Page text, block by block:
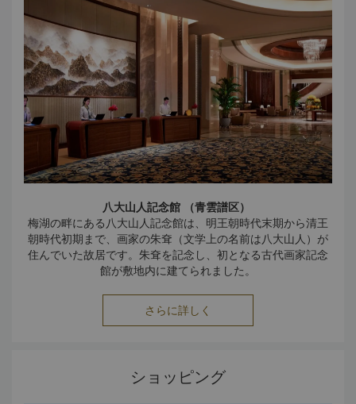
八大山人記念館 （青雲譜区）
梅湖の畔にある八大山人記念館は、明王朝時代末期から清王
朝時代初期まで、画家の朱耷（文学上の名前は八大山人）が
住んでいた故居です。朱耷を記念し、初となる古代画家記念
館が敷地内に建てられました。
八一南昌起義記念館は、八一南昌起義指揮部跡地（旧江西大
旅社）にあります。中国共産党の中央宣伝部による愛国主義
た石碑が立っています。
さらに詳しく
ショッピング